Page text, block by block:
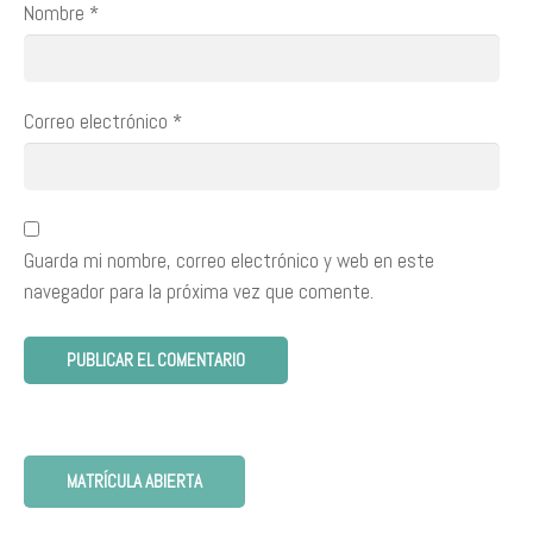
Nombre *
Correo electrónico *
Guarda mi nombre, correo electrónico y web en este
navegador para la próxima vez que comente.
MATRÍCULA ABIERTA